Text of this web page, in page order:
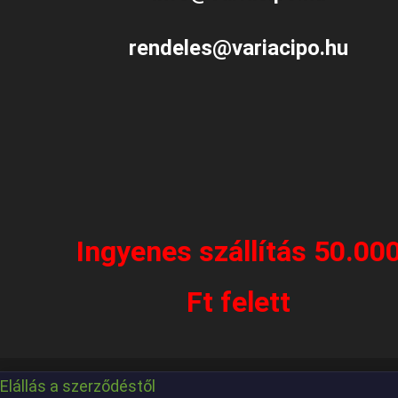
rendeles@variacipo.hu
Ingyenes szállítás
Ft felett
Elállás a szerződéstől